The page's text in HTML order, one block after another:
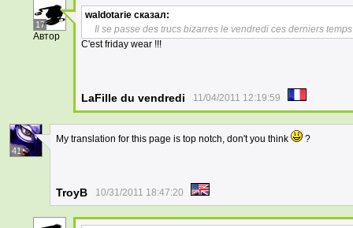
17
Автор
waldotarie сказал:
Il se passe des trucs bizarres le vendredi ces derniers
C'est friday wear !!!
LaFille du vendredi 11/04/2011 12:19:59
41
My translation for this page is top notch, don't you think ?
TroyB 10/31/2011 18:47:20